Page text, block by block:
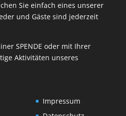
Sie einfach eines unserer
und Gäste sind jederzeit
SPENDE oder mit Ihrer
Aktivitäten unseres
Impressum